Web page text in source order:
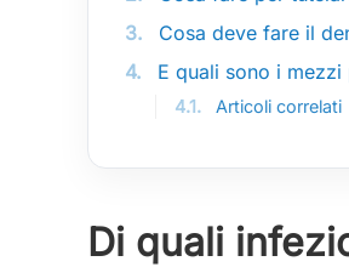
3.
Cosa deve fare il
4.
E quali sono i
4.1. Articoli correlati
Di quali